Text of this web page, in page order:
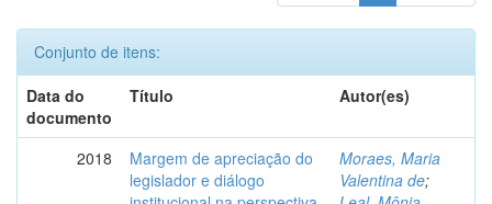
Conjunto de itens:
Data do
documento
Título Autor(es)
2018
Margem de apreciação do
legislador e diálogo
Moraes, Maria
Valentina de;